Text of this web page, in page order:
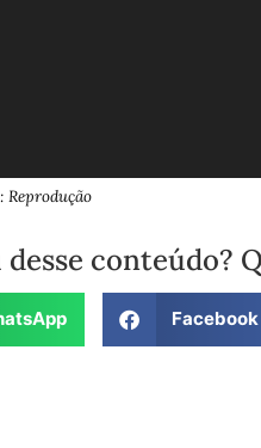
Reprodução
desse conteúdo?
Facebook